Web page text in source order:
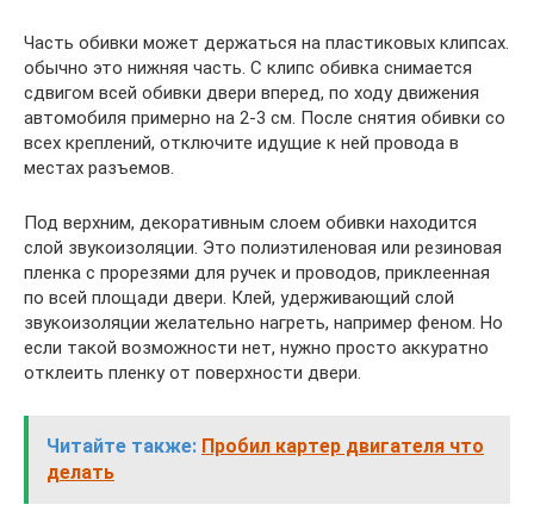
Часть обивки может держаться на пластиковых клипсах.
обычно это нижняя часть. С клипс обивка снимается
сдвигом всей обивки двери вперед, по ходу движения
автомобиля примерно на 2-3 см. После снятия обивки со
всех креплений, отключите идущие к ней провода в
местах разъемов.
Под верхним, декоративным слоем обивки находится
слой звукоизоляции. Это полиэтиленовая или резиновая
пленка с прорезями для ручек и проводов, приклеенная
по всей площади двери. Клей, удерживающий слой
звукоизоляции желательно нагреть, например феном. Но
если такой возможности нет, нужно просто аккуратно
отклеить пленку от поверхности двери.
Читайте также: Пробил картер двигателя что
делать